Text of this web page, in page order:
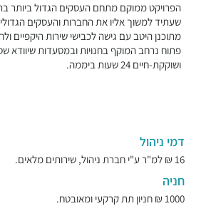
הפרויקט ממוקם מתחם העסקים הגדול
שעתיד למשוך אליו את החברות והעסקים
מתוכנן היטב עם גישה לכבישי שירות היקפיים
פתוח נרחב המוקף בחנויות ובמסעדות שיוודא
ושוקקת-חיים 24 שעות ביממה.
דמי ניהול
16 ₪ למ"ר ע"י חברת ניהול, שירותים מלאים.
חניה
1000 ₪ חניון תת קרקעי ומאובטח.